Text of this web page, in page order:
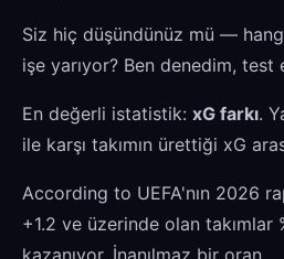
Siz hiç düşündünüz mü —
işe yarıyor? Ben denedim, test
En değerli istatistik: xG farkı.
ile karşı takımın ürettiği xG
According to UEFA'nın 2026
+1.2 ve üzerinde olan takımlar
kazanıyor. İnanılmaz bir oran.